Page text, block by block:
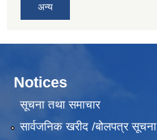
अन्य
Notices
सूचना तथा समाचार
सार्वजनिक खरीद /बोलपत्र सूचना